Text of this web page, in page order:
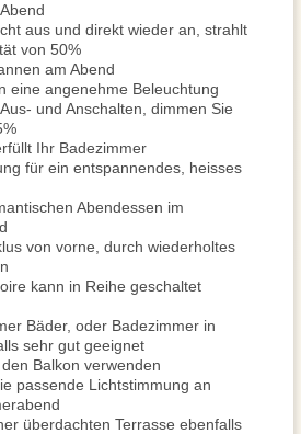
aus und direkt wieder an, strahlt
von 50%
am Abend
eine angenehme Beleuchtung
und Anschalten, dimmen Sie
Ihr Badezimmer
für ein entspannendes, heisses
Abendessen im
von vorne, durch wiederholtes
kann in Reihe geschaltet
Bäder, oder Badezimmer in
sehr gut geeignet
Balkon verwenden
passende Lichtstimmung an
überdachten Terrasse ebenfalls